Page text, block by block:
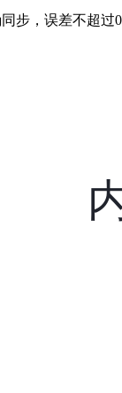
步，误差不超过